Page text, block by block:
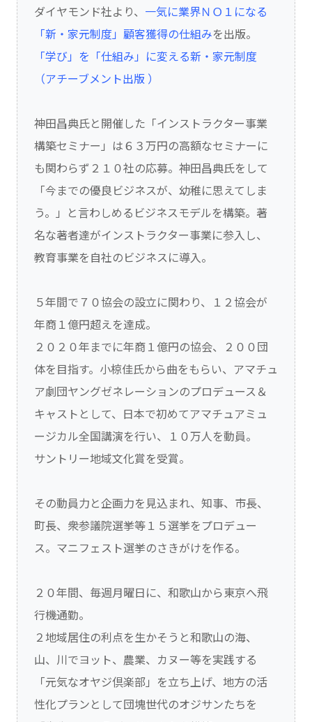
ダイヤモンド社より、 一気に業界ＮＯ１になる
「新・家元制度」顧客獲得の仕組みを出版。
「学び」を「仕組み」に変える新・家元制度
（アチーブメント出版 ）
神田昌典氏と開催した「インストラクター事業
構築セミナー」は６３万円の高額なセミナーに
も関わらず２１０社の応募。神田昌典氏をして
「今までの優良ビジネスが、幼稚に思えてしま
う。」と言わしめるビジネスモデルを構築。著
名な著者達がインストラクター事業に参入し、
教育事業を自社のビジネスに導入。
５年間で７０協会の設立に関わり、１２協会が
年商１億円超えを達成。
２０２０年までに年商１億円の協会、２００団
体を目指す。小椋佳氏から曲をもらい、アマチュ
ア劇団ヤングゼネレーションのプロデュース＆
キャストとして、日本で初めてアマチュアミュ
ージカル全国講演を行い、１０万人を動員。
サントリー地域文化賞を受賞。
その動員力と企画力を見込まれ、知事、市長、
町長、衆参議院選挙等１５選挙をプロデュー
ス。マニフェスト選挙のさきがけを作る。
２０年間、毎週月曜日に、和歌山から東京へ飛
行機通勤。
２地域居住の利点を生かそうと和歌山の海、
山、川でヨット、農業、カヌー等を実践する
「元気なオヤジ倶楽部」を立ち上げ、地方の活
性化プランとして団塊世代のオジサンたちを